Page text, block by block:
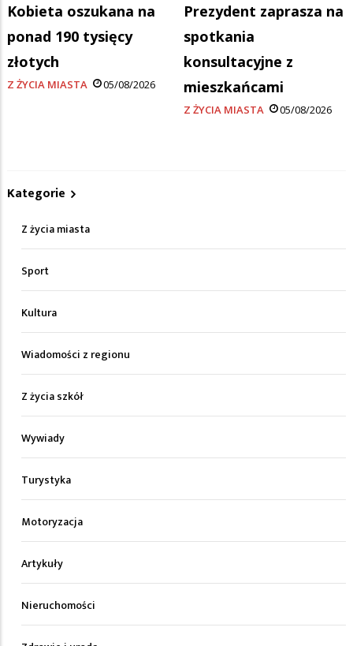
Kobieta oszukana na
ponad 190 tysięcy
złotych
Z ŻYCIA MIASTA 05/08/2026
Prezydent zaprasza na
spotkania
konsultacyjne z
mieszkańcami
Z ŻYCIA MIASTA 05/08/2026
Kategorie
Z życia miasta
Sport
Kultura
Wiadomości z regionu
Z życia szkół
Wywiady
Turystyka
Motoryzacja
Artykuły
Nieruchomości